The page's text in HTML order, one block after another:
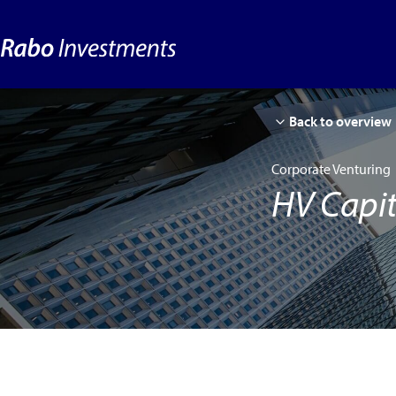
Back to overview
Corporate Venturing
HV